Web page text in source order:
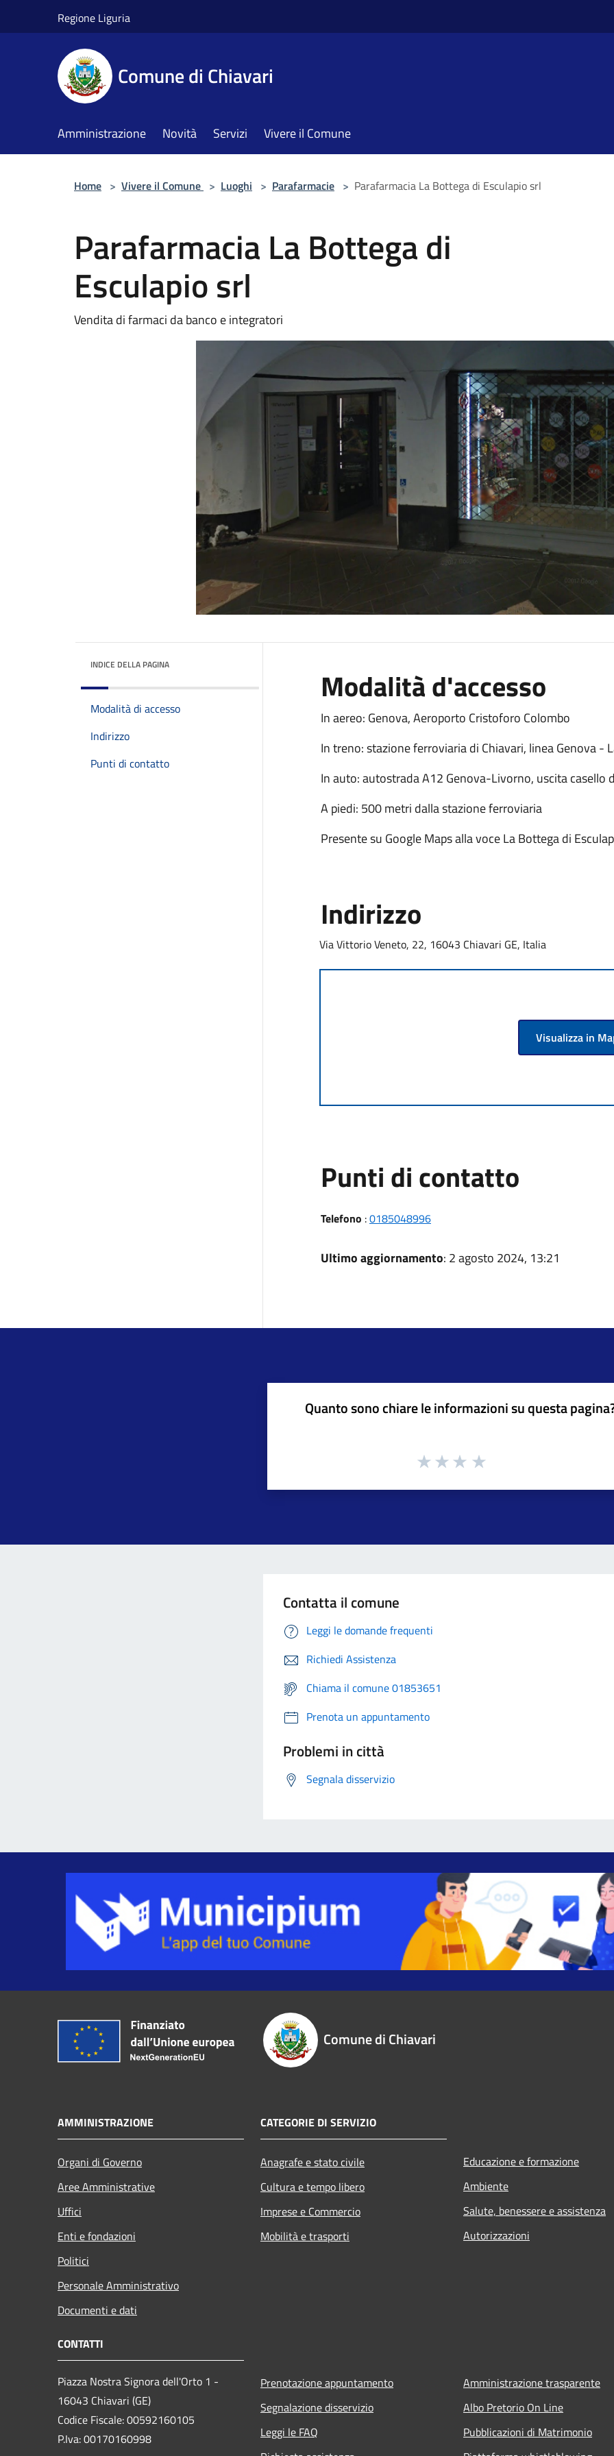
Regione Liguria
Comune di Chiavari
Amministrazione Novità Servizi Vivere il Comune
Home > Vivere il Comune > Luoghi > Parafarmacie > Parafarmacia La Bottega di Esculapio srl
Parafarmacia La Bottega di
Esculapio srl
Vendita di farmaci da banco e integratori
INDICE DELLA PAGINA
Modalità di accesso
Indirizzo
Punti di contatto
Modalità d'accesso
In aereo: Genova, Aeroporto Cristoforo Colombo
In treno: stazione ferroviaria di Chiavari, linea Genova -
In auto: autostrada A12 Genova-Livorno, uscita casello
A piedi: 500 metri dalla stazione ferroviaria
Presente su Google Maps alla voce La Bottega di
Indirizzo
Via Vittorio Veneto, 22, 16043 Chiavari GE, Italia
Visualizza in
Punti di contatto
Telefono :0185048996
Ultimo aggiornamento: 2 agosto 2024, 13:21
Quanto sono chiare le informazioni su questa
Contatta il comune
Leggi le domande frequenti
Richiedi Assistenza
Chiama il comune 01853651
Prenota un appuntamento
Problemi in città
Segnala disservizio
Comune di Chiavari
AMMINISTRAZIONE
Organi di Governo
Aree Amministrative
Uffici
Enti e fondazioni
Politici
Personale Amministrativo
Documenti e dati
CATEGORIE DI SERVIZIO
Anagrafe e stato civile
Cultura e tempo libero
Imprese e Commercio
Mobilità e trasporti
Educazione e formazione
Ambiente
Salute, benessere e assistenza
Autorizzazioni
CONTATTI
Piazza Nostra Signora dell'Orto 1 -
16043 Chiavari (GE)
Codice Fiscale: 00592160105
P.Iva: 00170160998
Prenotazione appuntamento
Segnalazione disservizio
Leggi le FAQ
Amministrazione trasparente
Albo Pretorio On Line
Pubblicazioni di Matrimonio